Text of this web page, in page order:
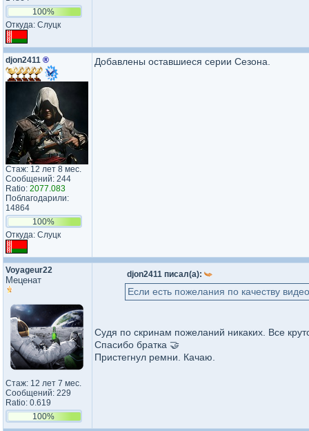
100%
Откуда: Слуцк
djon2411 ®
Стаж: 12 лет 8 мес.
Сообщений: 244
Ratio: 2077.083
Поблагодарили:
14864
100%
Откуда: Слуцк
Добавлены оставшиеся серии Сезона.
Voyageur22
Меценат
Стаж: 12 лет 7 мес.
Сообщений: 229
Ratio: 0.619
100%
djon2411 писал(а):
Если есть пожелания по качеству
Судя по скринам пожеланий никаких. Все круто
Спасибо братка 🤝
Пристегнул ремни. Качаю.